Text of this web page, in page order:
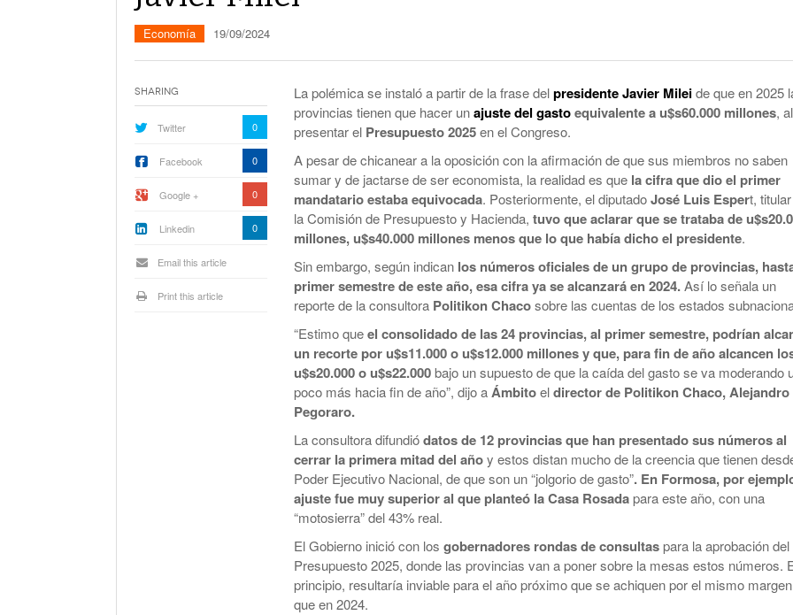
Política
Expectativa Por La Cumbre Entre Milei Y
Bomba Electoral: El Gobierno Saca
Van A Investigar La Ruta Del Fentanilo Mortal Cristina No Quiso Devolver Ni Un Sólo Peso
Orden Judicial En Estados Unidos Para
Congelar 280 Millones Vinculados A $LIBRA
El Gobierno Lanza Un Servicio Militar
Voluntario: “Fuego Sagrado”
Kicillof Lanzo El MDF Con Una Demostración
De La Oposición A Milei- 1 year ago
Axel Kicillof Despidió A Pepe Mujica Y Pidió
ago
Economía 19/09/2024
La polémica se instaló a partir de la frase delpresidente Javier Mileide que en 2025
provincias tienen que hacer unajuste del gastoequivalente a u$s60.000 millones, al
presentar el Presupuesto 2025en el Congreso.
A pesar de chicanear a la oposición con la afirmación de que sus miembros no saben
sumar y de jactarse de ser economista, la realidad es que la cifra que dio el primer
mandatario estaba equivocada. Posteriormente, el diputadoJosé Luis Espert,
la Comisión de Presupuesto y Hacienda, tuvo que aclarar que se trataba de
millones, u$s40.000 millones menos que lo que había dicho el presidente.
Sin embargo, según indican los números oficiales de un grupo de provincias,
primer semestre de este año, esa cifra ya se alcanzará en 2024.Así lo señala un
reporte de la consultora Politikon Chacosobre las cuentas de los estados
“Estimo queel consolidado de las 24 provincias, al primer semestre, podrían
un recorte por u$s11.000 o u$s12.000 millones y que, para fin de año alcancen
u$s20.000 o u$s22.000bajo un supuesto de que la caída del gasto se va moderando
poco más hacia fin de año”, dijo aÁmbitoeldirector de Politikon Chaco, Alejandro
Pegoraro.
La consultora difundiódatos de 12 provincias que han presentado sus números al
cerrar la primera mitad del añoy estos distan mucho de la creencia que tienen
Poder Ejecutivo Nacional, de que son un “jolgorio de gasto”. En Formosa, por
ajuste fue muy superior al que planteó la Casa Rosadapara este año, con una
“motosierra” del 43% real.
El Gobierno inició con los gobernadores rondas de consultaspara la aprobación del
Presupuesto 2025, donde las provincias van a poner sobre la mesas estos números.
principio, resultaría inviable para el año próximo que se achiquen por el mismo margen
que en 2024.
Sharing
Twitter 0
Facebook 0
Google + 0
Linkedin 0
Email this article
Print this article